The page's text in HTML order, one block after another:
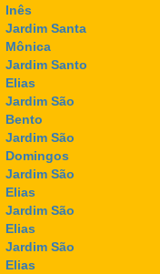
Inês
Jardim Santa
Mônica
Jardim Santo
Elias
Jardim São
Bento
Jardim São
Domingos
Jardim São
Elias
Jardim São
Elias
Jardim São
Elias